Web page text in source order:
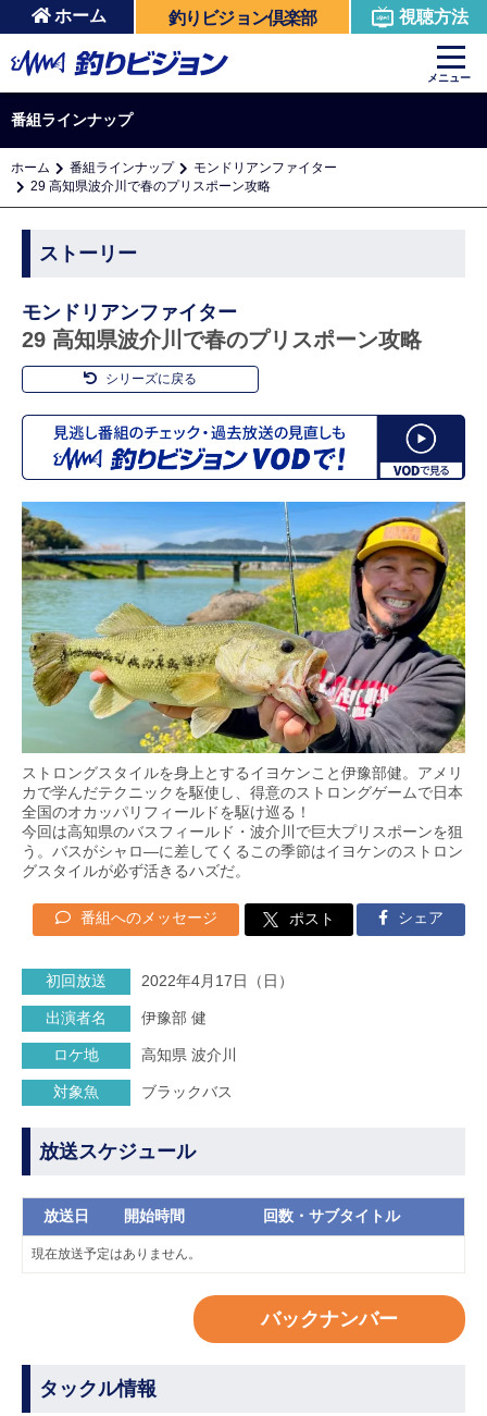
ホーム 釣りビジョン倶楽部 視聴方法
メニュー
番組ラインナップ
ホーム 番組ラインナップ
モンドリアンファイター
29 高知県波介川で春のプリスポーン攻略
ストーリー
モンドリアンファイター
29 高知県波介川で春のプリスポーン攻略
シリーズに戻る
ストロングスタイルを身上とするイヨケンこと伊豫部健。アメリ
カで学んだテクニックを駆使し、得意のストロングゲームで日本
全国のオカッパリフィールドを駆け巡る！
今回は高知県のバスフィールド・波介川で巨大プリスポーンを狙
う。バスがシャロ―に差してくるこの季節はイヨケンのストロン
グスタイルが必ず活きるハズだ。
番組へのメッセージ ポスト シェア
初回放送 2022年4月17日（日）
出演者名 伊豫部 健
ロケ地 高知県 波介川
対象魚 ブラックバス
放送スケジュール
放送日 開始時間 回数・サブタイトル
現在放送予定はありません。
バックナンバー
タックル情報